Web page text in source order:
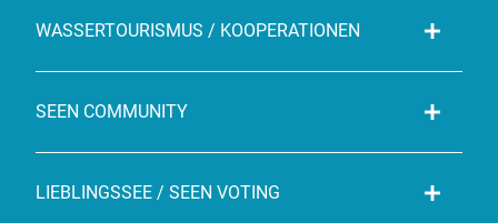
WASSERTOURISMUS / KOOPERATIONEN
SEEN COMMUNITY
LIEBLINGSSEE / SEEN VOTING